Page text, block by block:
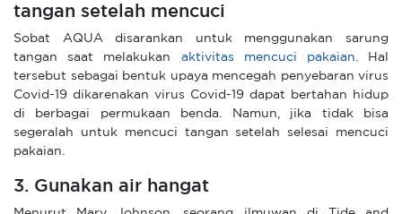
tangan setelah mencuci
Sobat AQUA disarankan untuk menggunakan sarung
tangan saat melakukan aktivitas mencuci pakaian.
Hal
tersebut sebagai bentuk upaya mencegah penyebaran virus
Covid-19 dikarenakan virus Covid-19 dapat bertahan hidup
di berbagai permukaan benda. Namun, jika tidak bisa
segeralah untuk mencuci tangan setelah selesai mencuci
pakaian.
3. Gunakan air hangat